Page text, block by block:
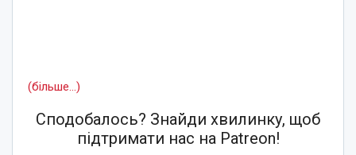
(більше…)
Сподобалось? Знайди хвилинку, щоб
підтримати нас на Patreon!